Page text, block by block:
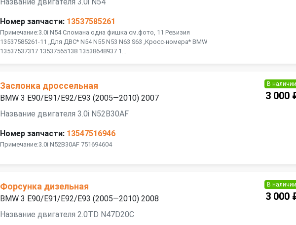
Название двигателя 3.0i N54
Номер запчасти: 13537585261
Примечание:3.0i N54 Сломана одна фишка см.фото, 11 Ревизия
13537585261-11 ,Для ДВС* N54 N55 N53 N63 S63 ,Кросс-номера* BMW
13537537317 13537565138 13538648937 1...
Заслонка дроссельная
BMW 3 E90/E91/E92/E93 (2005—2010) 2007
Название двигателя 3.0i N52B30AF
Номер запчасти: 13547516946
Примечание:3.0i N52B30AF 751694604
В наличии
3 000
Форсунка дизельная
BMW 3 E90/E91/E92/E93 (2005—2010) 2008
Название двигателя 2.0TD N47D20C
В наличии
3 000